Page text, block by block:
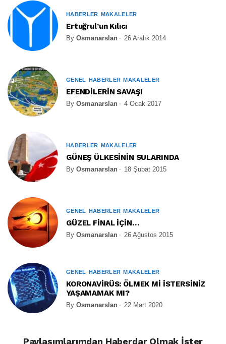
HABERLER MAKALELER
Ertuğrul’un Kılıcı
By Osmanarslan 26 Aralık 2014
GENEL HABERLER MAKALELER
EFENDİLERİN SAVAŞI
By Osmanarslan 4 Ocak 2017
HABERLER MAKALELER
GÜNEŞ ÜLKESİNİN SULARINDA
By Osmanarslan 18 Şubat 2015
GENEL HABERLER MAKALELER
GÜZEL FİNAL İÇİN…
By Osmanarslan 26 Ağustos 2015
GENEL HABERLER MAKALELER
KORONAVİRÜS: ÖLMEK Mİ İSTERSİNİZ
YAŞAMAMAK MI?
By Osmanarslan 22 Mart 2020
Paylaşımlarımdan Haberdar Olmak İster